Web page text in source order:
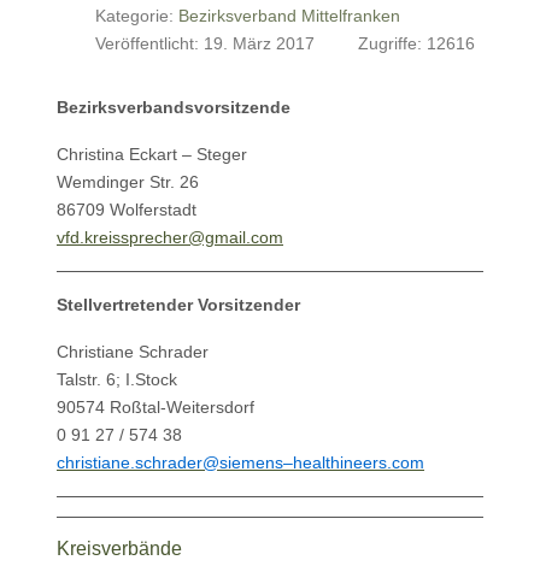
Kategorie: Bezirksverband Mittelfranken
Veröffentlicht: 19. März 2017
Zugriffe: 12616
Bezirksverbandsvorsitzende
Christina Eckart – Steger
Wemdinger Str. 26
86709 Wolferstadt
vfd.kreissprecher@gmail.com
Stellvertretender Vorsitzender
Christiane Schrader
Talstr. 6; I.Stock
90574 Roßtal-Weitersdorf
0 91 27 / 574 38
christiane.schrader@siemens–healthineers.com
Kreisverbände